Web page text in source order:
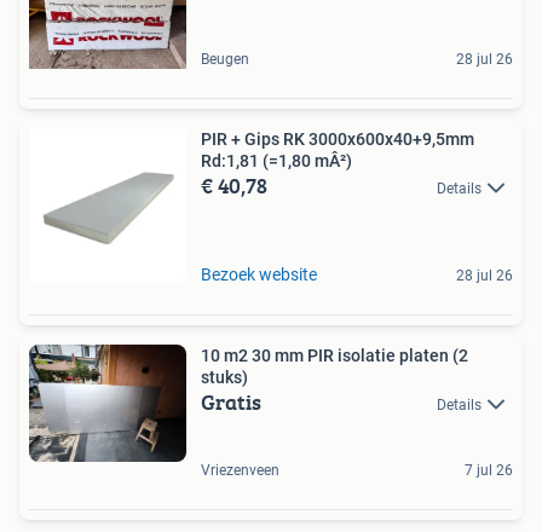
Beugen 28 jul 26
PIR + Gips RK 3000x600x40+9,5mm
Rd:1,81 (=1,80 mÂ²)
€ 40,78 Details
Bezoek website 28 jul 26
10 m2 30 mm PIR isolatie platen (2
stuks)
Gratis Details
Vriezenveen 7 jul 26